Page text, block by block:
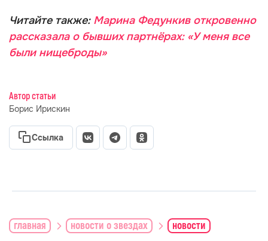
Читайте также: Марина Федункив откровенно
рассказала о бывших партнёрах: «У меня все
были нищеброды»
Автор статьи
Борис Ирискин
Ссылка
главная новости о звездах новости